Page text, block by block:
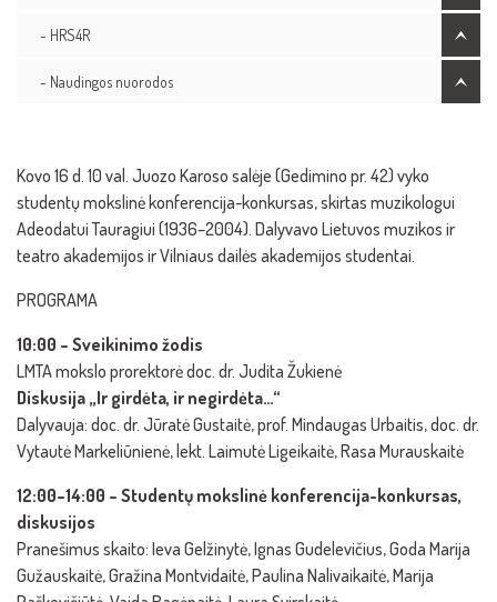
- HRS4R
- Naudingos nuorodos
Kovo 16 d. 10 val. Juozo Karoso salėje (Gedimino pr. 42) vyko
studentų mokslinė konferencija-konkursas, skirtas muzikologui
Adeodatui Tauragiui (1936–2004). Dalyvavo Lietuvos muzikos ir
teatro akademijos ir Vilniaus dailės akademijos studentai.
PROGRAMA
10:00 – Sveikinimo žodis
LMTA mokslo prorektorė doc. dr. Judita Žukienė
Diskusija „Ir girdėta, ir negirdėta…“
Dalyvauja: doc. dr. Jūratė Gustaitė, prof. Mindaugas Urbaitis, doc. dr.
Vytautė Markeliūnienė, lekt. Laimutė Ligeikaitė, Rasa Murauskaitė
12:00–14:00 – Studentų mokslinė konferencija-konkursas,
diskusijos
Pranešimus skaito: Ieva Gelžinytė, Ignas Gudelevičius, Goda Marija
Gužauskaitė, Gražina Montvidaitė, Paulina Nalivaikaitė, Marija